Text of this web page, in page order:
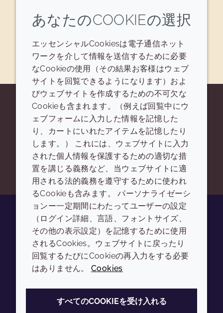
処方を見る
探しているものが見つかりません
か？
お問い合わせ
YoutubeInstagramLinkedInTiktok
会社
Sustainability Report
LEGAL
プライバシーポリシー
あなたのCOOKIEの選択
エッセンシャルCookiesは電子通信ネット
ワークを介して情報を送信するために必要
なCookieの使用（その結果お客様はウェブ
サイトを回覧できるようになります）およ
びウェブサイトを作成するための不可欠な
Cookieも含まれます。（例えば回覧中にウ
ェブフォームに入力した情報を記憶した
り、カートにいれたアイテムを記憶したり
します。） これには、ウェブサイトに入力
された個人情報を保護するための適切な措
置を講じる義務など、当ウェブサイトに適
用される法的義務を遵守するために使われ
るCookieも含みます。 パーソナライゼーシ
ョンー一定期間にわたってユーザーの設定
（ログイン詳細、言語、フォントサイズ、
その他の表示設定）を記憶するために使用
されるCookies。ウェブサイトに戻ったり
回覧するたびにCookieの再入力をする必要
はありません。Cookies
すべてのCOOKIEを受け入れる